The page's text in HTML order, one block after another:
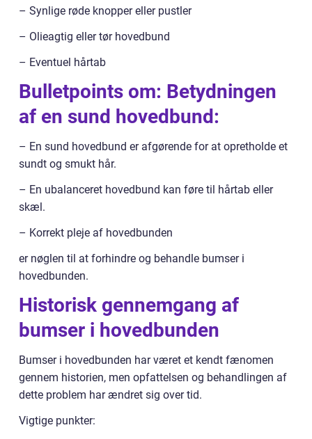
– Synlige røde knopper eller pustler
– Olieagtig eller tør hovedbund
– Eventuel hårtab
Bulletpoints om: Betydningen
af en sund hovedbund:
– En sund hovedbund er afgørende for at opretholde et
sundt og smukt hår.
– En ubalanceret hovedbund kan føre til hårtab eller
skæl.
– Korrekt pleje af hovedbunden
er nøglen til at forhindre og behandle bumser i
hovedbunden.
Historisk gennemgang af
bumser i hovedbunden
Bumser i hovedbunden har været et kendt fænomen
gennem historien, men opfattelsen og behandlingen af
dette problem har ændret sig over tid.
Vigtige punkter: